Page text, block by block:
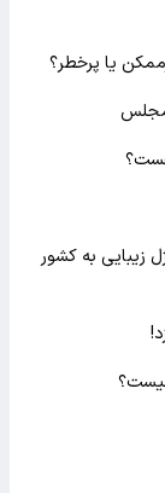
یا پرخطر؟
مجلس
زیبایی به کشور